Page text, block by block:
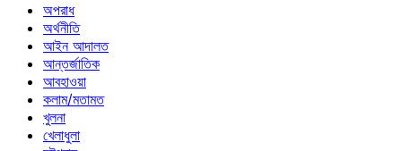
অপরাধ
অর্থনীতি
আইন আদালত
আন্তর্জাতিক
আবহাওয়া
কলাম/মতামত
খুলনা
খেলাধুলা